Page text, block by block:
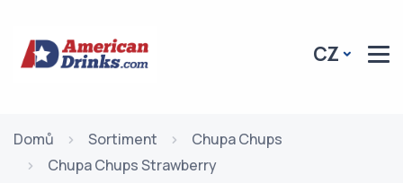
CZ
Domů Sortiment
Chupa Chups
Chupa Chups Strawberry